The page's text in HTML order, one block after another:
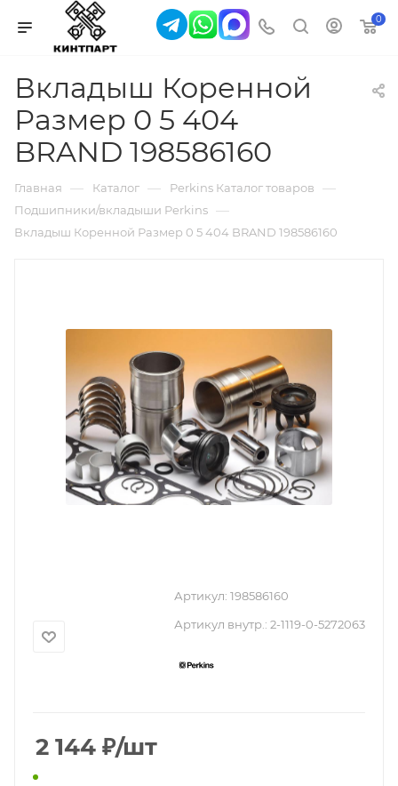
0
Вкладыш Коренной
Размер 0 5 404
BRAND 198586160
Главная — Каталог — Perkins Каталог товаров —
Подшипники/вкладыши Perkins —
Вкладыш Коренной Размер 0 5 404 BRAND 198586160
Артикул: 198586160
Артикул внутр.: 2-1119-0-5272063
2 144 ₽/шт